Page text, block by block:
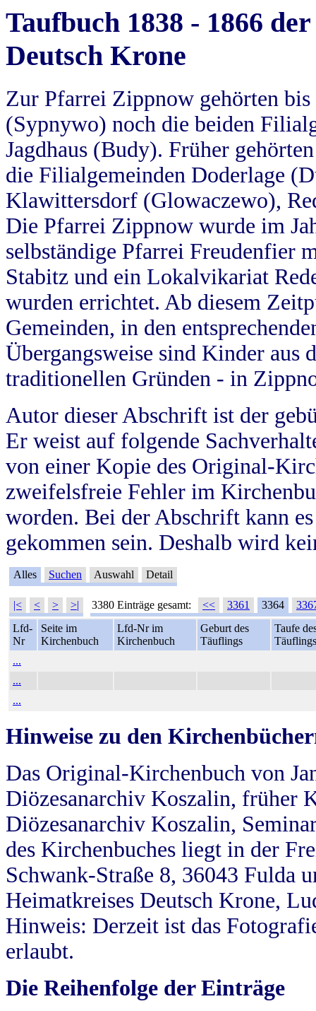
Taufbuch 1838 - 1866
Deutsch Krone
Zur Pfarrei Zippnow gehörten
(Sypnywo) noch die beiden
Jagdhaus (Budy). Früher
die Filialgemeinden Doderlage
Klawittersdorf (Glowaczewo),
Die Pfarrei Zippnow wurde im
selbständige Pfarrei Freudenfier
Stabitz und ein Lokalvikariat
wurden errichtet. Ab diesem
Gemeinden, in den
Übergangsweise sind Kinder aus
traditionellen Gründen - in
Autor dieser Abschrift ist der
Er weist auf folgende
von einer Kopie des Original-
zweifelsfreie Fehler im
worden. Bei der Abschrift kann
gekommen sein. Deshalb wird
Alles Suchen Auswahl Detail
|< < > >| 3380 Einträge gesamt: << 3361 3364
Lfd-
Nr
Seite im
Kirchenbuch
Lfd-Nr im
Kirchenbuch
Geburt des
Täuflings
Taufe
Täuflings
...
...
...
Hinweise zu den
Das Original-Kirchenbuch von
Diözesanarchiv Koszalin, früher
Diözesanarchiv Koszalin,
des Kirchenbuches liegt in der
Schwank-Straße 8, 36043 Fulda
Heimatkreises Deutsch Krone,
Hinweis: Derzeit ist das
erlaubt.
Die Reihenfolge der Einträge